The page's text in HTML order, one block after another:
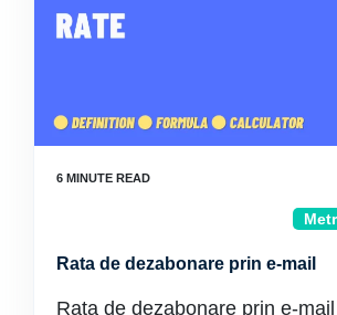
Rata de dezabonare prin e-mail
Rata de dezabonare prin e-